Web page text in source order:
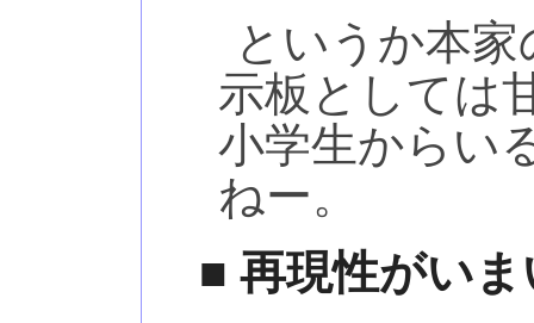
というか本
示板としては
小学生からい
ねー。
■ 再現性がい